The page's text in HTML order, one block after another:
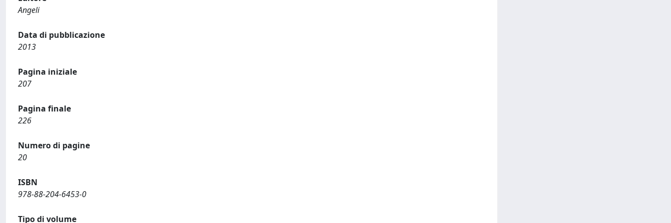
Angeli
Data di pubblicazione
2013
Pagina iniziale
207
Pagina finale
226
Numero di pagine
20
ISBN
978-88-204-6453-0
Tipo di volume